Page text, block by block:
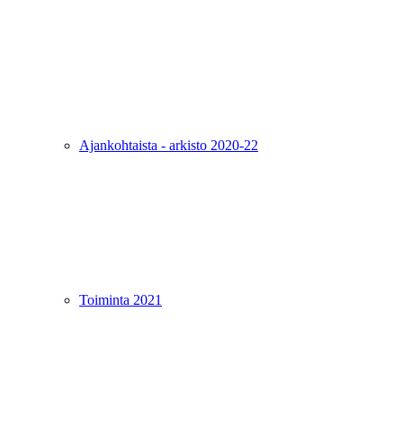
Ajankohtaista - arkisto 2020-22
Toiminta 2021